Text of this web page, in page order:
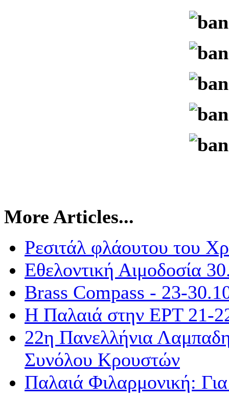
More Articles...
Ρεσιτάλ φλάουτου του
Εθελοντική Αιμοδοσία
Brass Compass - 23-
Η Παλαιά στην ΕΡΤ 21-
22η Πανελλήνια
Συνόλου Κρουστών
Παλαιά Φιλαρμονική: